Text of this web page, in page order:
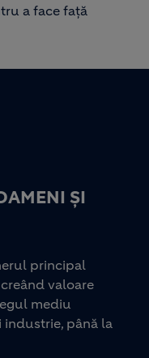
a face față
ȘI
principal
valoare
mediu
până la